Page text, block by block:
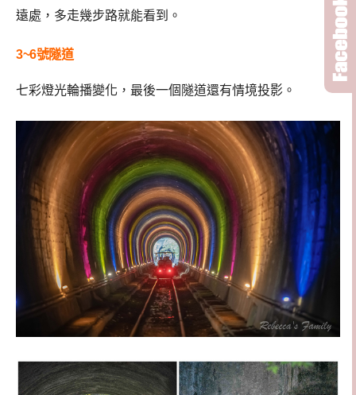
遠處，多走幾步路就能看到。
3~6號隧道
七彩燈光輪播變化，最後一個隧道還有情境投影。